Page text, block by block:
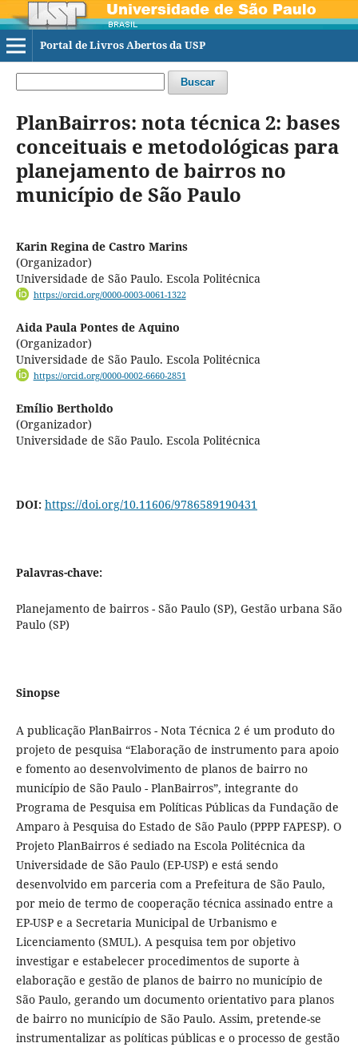
Portal de Livros Abertos da USP
Buscar
PlanBairros: nota técnica 2: bases
conceituais e metodológicas para
planejamento de bairros no
município de São Paulo
Karin Regina de Castro Marins
(Organizador)
Universidade de São Paulo. Escola Politécnica
https://orcid.org/0000-0003-0061-1322
Aida Paula Pontes de Aquino
(Organizador)
Universidade de São Paulo. Escola Politécnica
https://orcid.org/0000-0002-6660-2851
Emílio Bertholdo
(Organizador)
Universidade de São Paulo. Escola Politécnica
DOI: https://doi.org/10.11606/9786589190431
Palavras-chave:
Planejamento de bairros - São Paulo (SP), Gestão urbana São
Paulo (SP)
Sinopse
A publicação PlanBairros - Nota Técnica 2 é um produto do
projeto de pesquisa “Elaboração de instrumento para apoio
e fomento ao desenvolvimento de planos de bairro no
município de São Paulo - PlanBairros”, integrante do
Programa de Pesquisa em Políticas Públicas da Fundação de
Amparo à Pesquisa do Estado de São Paulo (PPPP FAPESP). O
Projeto PlanBairros é sediado na Escola Politécnica da
Universidade de São Paulo (EP-USP) e está sendo
desenvolvido em parceria com a Prefeitura de São Paulo,
por meio de termo de cooperação técnica assinado entre a
EP-USP e a Secretaria Municipal de Urbanismo e
Licenciamento (SMUL). A pesquisa tem por objetivo
investigar e estabelecer procedimentos de suporte à
elaboração e gestão de planos de bairro no município de
São Paulo, gerando um documento orientativo para planos
de bairro no município de São Paulo. Assim, pretende-se
instrumentalizar as políticas públicas e o processo de gestão